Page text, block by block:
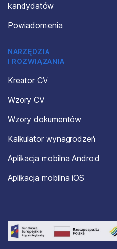
kandydatów
Powiadomienia
NARZĘDZIA
I ROZWIĄZANIA
Kreator CV
Wzory CV
Wzory dokumentów
Kalkulator wynagrodzeń
Aplikacja mobilna Android
Aplikacja mobilna iOS